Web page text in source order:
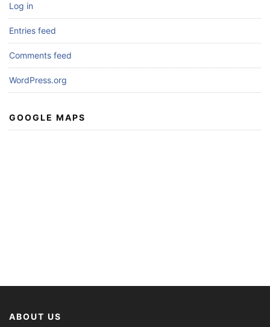
Log in
Entries feed
Comments feed
WordPress.org
GOOGLE MAPS
ABOUT US